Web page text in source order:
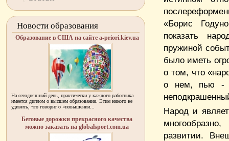
«Борис
показать
пружиной
было иметь
о том, что
о нем, пью -
Народ и
развитии.
Новости образования
Образование в США на сайте a-priori.kiev.ua
На сегодняшний день, практически у каждого работника
имеется диплом о высшем образовании. Этим никого не
удивить, что говорит о «повышении...
Беговые дорожки прекрасного качества
можно заказать на globalsport.com.ua